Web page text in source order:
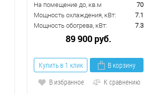
На помещение до, кв.м
70
Мощность охлаждения, кВт:
7.1
Мощность обогрева, кВт:
7.3
89 900 руб.
Купить в 1 клик
В корзину
В избранное
К сравнению